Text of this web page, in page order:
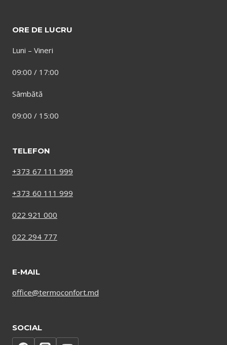
ORE DE LUCRU
Luni – Vineri
09:00 / 17:00
Sâmbătă
09:00 / 15:00
TELEFON
+373 67 111 999
+373 60 111 999
022 921 000
022 294 777
E-MAIL
office@termoconfort.md
SOCIAL